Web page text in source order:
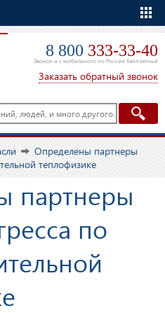
8 800 333-33-40
Звонок и с мобильного по России бесплатный
Заказать обратный звонок
Определены партнеры
теплофизике
партнеры
по